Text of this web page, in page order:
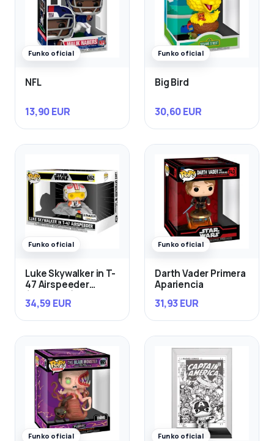
Funko oficial
NFL
13,90 EUR
Funko oficial
Big Bird
30,60 EUR
Funko oficial
Luke Skywalker in T-
47 Airspeeder
34,59 EUR
Funko oficial
Darth Vader Primera
Apariencia
31,93 EUR
Funko oficial Funko oficial